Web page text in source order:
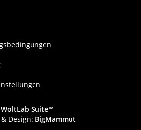
WoltLab Suite™
Design: BigMammut